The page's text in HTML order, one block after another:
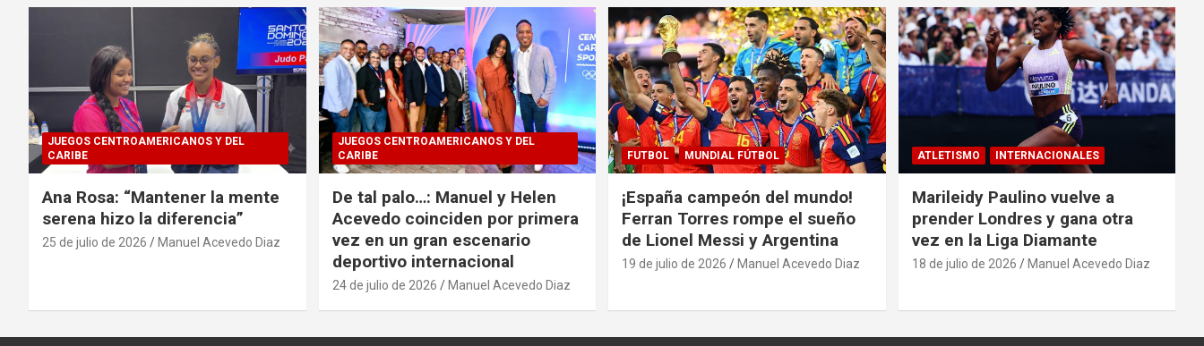
JUEGOS CENTROAMERICANOS Y DEL
CARIBE
Ana Rosa: “Mantener la mente
serena hizo la diferencia”
25 de julio de 2026 Manuel Acevedo Diaz
JUEGOS CENTROAMERICANOS Y DEL
CARIBE
De tal palo…: Manuel y Helen
Acevedo coinciden por primera
vez en un gran escenario
deportivo internacional
24 de julio de 2026 Manuel Acevedo Diaz
FUTBOL MUNDIAL FÚTBOL
¡España campeón del mundo!
Ferran Torres rompe el sueño
de Lionel Messi y Argentina
19 de julio de 2026 Manuel Acevedo Diaz
ATLETISMO INTERNACIONALES
Marileidy Paulino vuelve a
prender Londres y gana otra
vez en la Liga Diamante
18 de julio de 2026 Manuel Acevedo Diaz